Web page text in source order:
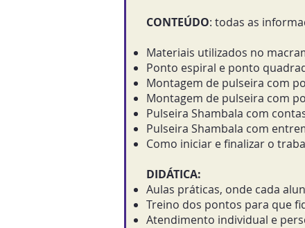
CONTEÚDO: todas as
Materiais utilizados no
Ponto espiral e ponto
Montagem de pulseira com
Montagem de pulseira com
Pulseira Shambala com
Pulseira Shambala com
Como iniciar e finalizar o
​DIDÁTICA:
Aulas práticas, onde cada
Treino dos pontos para que
Atendimento individual e